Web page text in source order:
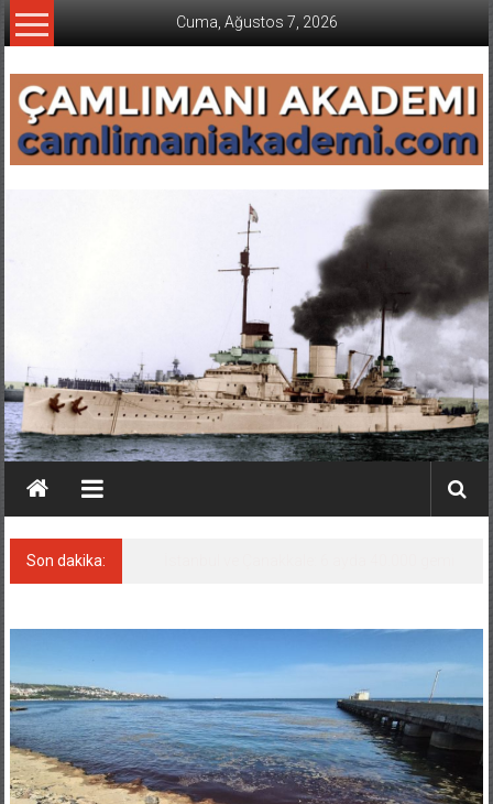
İçeriğe
geç
Cuma, Ağustos 7, 2026
Son dakika: